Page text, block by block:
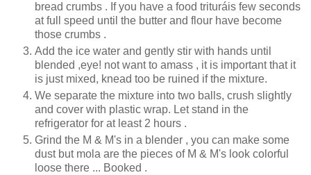
bread crumbs . If you have a food trituráis few seconds
at full speed until the butter and flour have become
those crumbs .
Add the ice water and gently stir with hands until
blended ,eye! not want to amass , it is important that it
is just mixed, knead too be ruined if the mixture.
We separate the mixture into two balls, crush slightly
and cover with plastic wrap. Let stand in the
refrigerator for at least 2 hours .
Grind the M & M's in a blender , you can make some
dust but mola are the pieces of M & M's look colorful
loose there ... Booked .